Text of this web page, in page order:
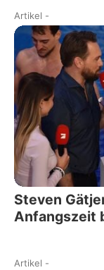
Artikel -
Steven
Anfangszeit
Artikel -